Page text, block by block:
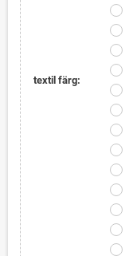
textil färg: